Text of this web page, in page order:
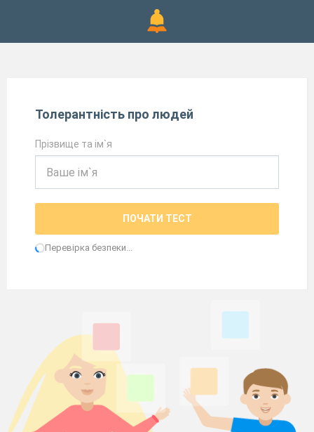
Толерантність про людей
Прізвище та ім`я
ПОЧАТИ ТЕСТ
Перевірка безпеки...